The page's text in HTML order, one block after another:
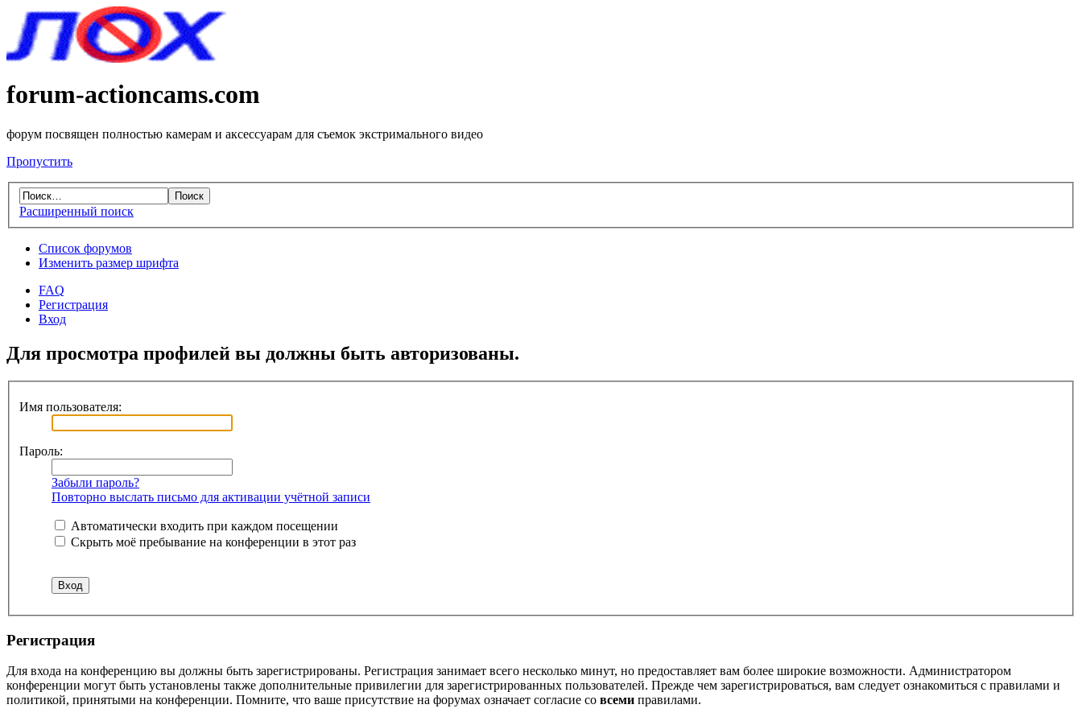
forum-actioncams.com
форум посвящен полностью камерам и аксессуарам для съемок экстримального видео
Пропустить
Расширенный поиск
Список форумов
Изменить размер шрифта
FAQ
Регистрация
Вход
Для просмотра профилей вы должны быть авторизованы.
Имя пользователя:
Пароль:
Забыли пароль?
Повторно выслать письмо для активации учётной записи
Автоматически входить при каждом посещении
Скрыть моё пребывание на конференции в этот раз
Регистрация
Для входа на конференцию вы должны быть зарегистрированы. Регистрация занимает всего несколько минут, но предоставляет вам более широкие возможности. Администратором
конференции могут быть установлены также дополнительные привилегии для зарегистрированных пользователей. Прежде чем зарегистрироваться, вам следует ознакомиться с правилами и
политикой, принятыми на конференции. Помните, что ваше присутствие на форумах означает согласие со всеми правилами.